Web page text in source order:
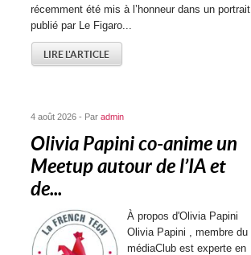
récemment été mis à l’honneur dans un portrait
publié par Le Figaro...
LIRE L'ARTICLE
4 août 2026 - Paradmin
Olivia Papini co-anime un
Meetup autour de l’IA et
de...
À propos d'Olivia Papini
Olivia Papini , membre du
médiaClub est experte en